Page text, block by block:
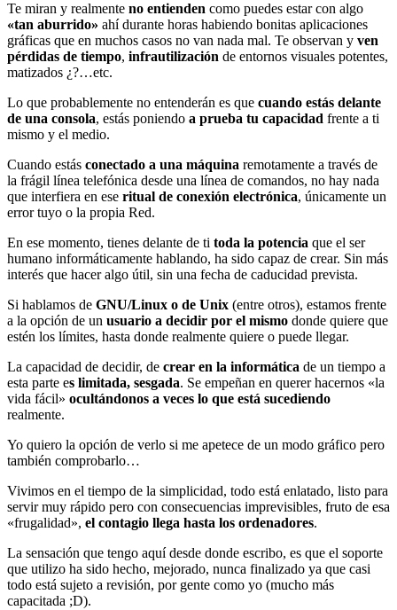
Te miran y realmente no entienden como puedes estar con algo
«tan aburrido» ahí durante horas habiendo bonitas aplicaciones
gráficas que en muchos casos no van nada mal. Te observan y ven
pérdidas de tiempo, infrautilización de entornos visuales potentes,
matizados ¿?…etc.
Lo que probablemente no entenderán es que cuando estás delante
de una consola, estás poniendo a prueba tu capacidad frente a ti
mismo y el medio.
Cuando estás conectado a una máquina remotamente a través de
la frágil línea telefónica desde una línea de comandos, no hay nada
que interfiera en ese ritual de conexión electrónica, únicamente un
error tuyo o la propia Red.
En ese momento, tienes delante de ti toda la potencia que el ser
humano informáticamente hablando, ha sido capaz de crear. Sin más
interés que hacer algo útil, sin una fecha de caducidad prevista.
Si hablamos de GNU/Linux o de Unix (entre otros), estamos frente
a la opción de un usuario a decidir por el mismo donde quiere que
estén los límites, hasta donde realmente quiere o puede llegar.
La capacidad de decidir, de crear en la informática de un tiempo a
esta parte es limitada, sesgada. Se empeñan en querer hacernos «la
vida fácil» ocultándonos a veces lo que está sucediendo
realmente.
Yo quiero la opción de verlo si me apetece de un modo gráfico pero
también comprobarlo…
Vivimos en el tiempo de la simplicidad, todo está enlatado, listo para
servir muy rápido pero con consecuencias imprevisibles, fruto de esa
«frugalidad», el contagio llega hasta los ordenadores.
La sensación que tengo aquí desde donde escribo, es que el soporte
que utilizo ha sido hecho, mejorado, nunca finalizado ya que casi
todo está sujeto a revisión, por gente como yo (mucho más
capacitada ;D).